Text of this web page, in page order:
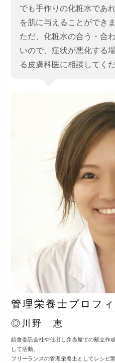
でも手作りの化粧水であ
を肌に与えることができま
ただ、化粧水の合う・合
いので、症状が悪化する
る皮膚科医に相談してくだ
管理栄養士プロフ
◎川野 恵
給食委託会社や仕出し弁当屋での献立作
して活動。
フリーランスの管理栄養士としてレシピ